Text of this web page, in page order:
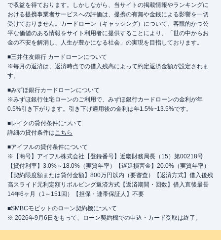
で収益を得ております。しかしながら、当サイトの掲載情報やランキングに
おける提携事業者サービスへの評価は、提携の有無や金銭による影響を一切
受けておりません。カードローン（キャッシング）について、客観的かつ公
平な価値のある情報をサイト利用者に提供することにより、「世の中からお
金の不安を解消し、人生が豊かになる社会」の実現を目指しております。
■三井住友銀行 カードローンについて
※毎月の返済は、返済時点での借入残高によって約定返済金額が設定されま
す。
■みずほ銀行カードローンについて
※みずほ銀行住宅ローンのご利用で、みずほ銀行カードローンの金利が年
0.5%引き下がります。引き下げ適用後の金利は年1.5%~13.5%です。
■レイクの貸付条件について
詳細の貸付条件はこちら
■アイフルの貸付条件について
※【商号】アイフル株式会社【登録番号】近畿財務局長（15）第00218号
【貸付利率】3.0%～18.0%（実質年率）【遅延損害金】20.0%（実質年率）
【契約限度額または貸付金額】800万円以内（要審査）【返済方式】借入後残
高スライド元利定額リボルビング返済方式【返済期間・回数】借入直後最長
14年6ヶ月（1～151回）【担保・連帯保証人】不要
■SMBCモビットのローン契約機について
※ 2026年9月6日をもって、ローン契約機での申込・カード受取は終了。